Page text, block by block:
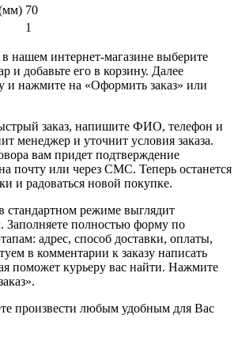
70
1
нашем интернет-магазине выберите
и добавьте его в корзину. Далее
и нажмите на «Оформить заказ» или
заказ, напишите ФИО, телефон и
менеджер и уточнит условия заказа.
вам придет подтверждение
почту или через СМС. Теперь останется
и радоваться новой покупке.
стандартном режиме выглядит
Заполняете полностью форму по
адрес, способ доставки, оплаты,
в комментарии к заказу написать
поможет курьеру вас найти. Нажмите
произвести любым удобным для Вас